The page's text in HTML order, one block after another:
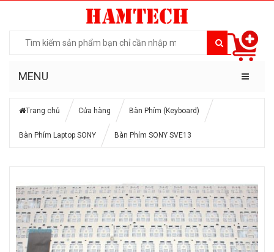
MENU
Trang chủ Cửa hàng Bàn Phím (Keyboard)
Bàn Phím Laptop SONY Bàn Phím SONY SVE13